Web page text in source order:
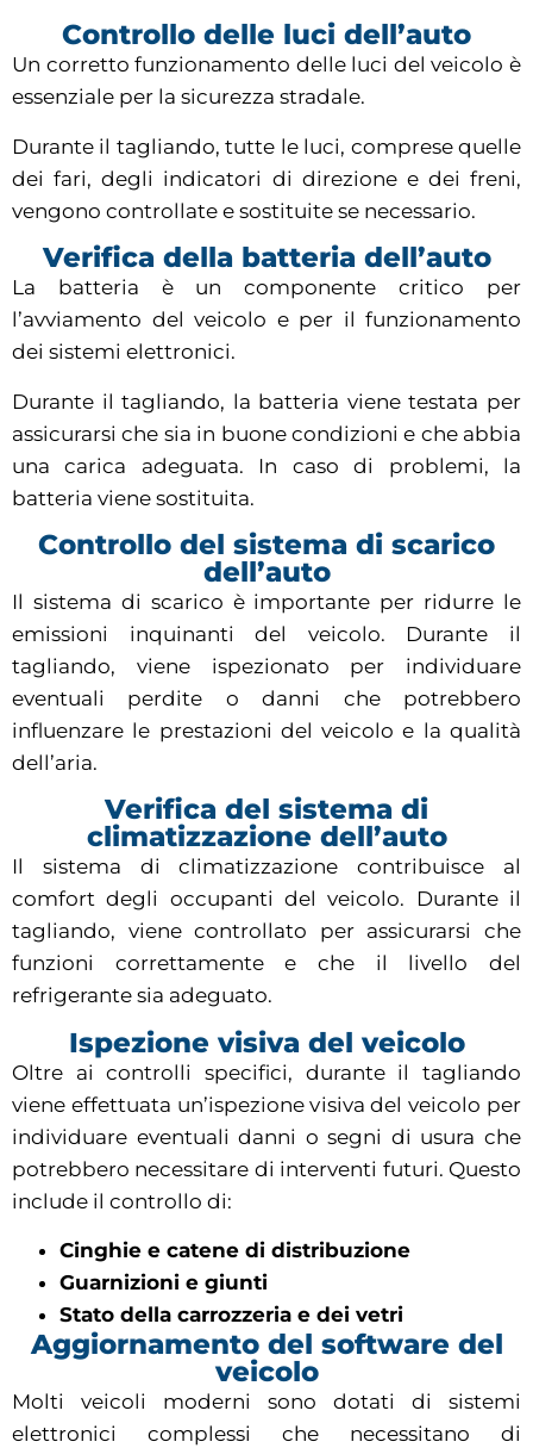
Controllo delle luci dell’auto
Un corretto funzionamento delle luci del veicolo è
essenziale per la sicurezza stradale.
Durante il tagliando, tutte le luci, comprese quelle
dei fari, degli indicatori di direzione e dei freni,
vengono controllate e sostituite se necessario.
Verifica della batteria dell’auto
La batteria è un componente critico per
l’avviamento del veicolo e per il funzionamento
dei sistemi elettronici.
Durante il tagliando, la batteria viene testata per
assicurarsi che sia in buone condizioni e che abbia
una carica adeguata. In caso di problemi, la
batteria viene sostituita.
Controllo del sistema di scarico
dell’auto
Il sistema di scarico è importante per ridurre le
emissioni inquinanti del veicolo. Durante il
tagliando, viene ispezionato per individuare
eventuali perdite o danni che potrebbero
influenzare le prestazioni del veicolo e la qualità
dell’aria.
Verifica del sistema di
climatizzazione dell’auto
Il sistema di climatizzazione contribuisce al
comfort degli occupanti del veicolo. Durante il
tagliando, viene controllato per assicurarsi che
funzioni correttamente e che il livello del
refrigerante sia adeguato.
Ispezione visiva del veicolo
Oltre ai controlli specifici, durante il tagliando
viene effettuata un’ispezione visiva del veicolo per
individuare eventuali danni o segni di usura che
potrebbero necessitare di interventi futuri. Questo
include il controllo di:
Cinghie e catene di distribuzione
Guarnizioni e giunti
Stato della carrozzeria e dei vetri
Aggiornamento del software del
veicolo
Molti veicoli moderni sono dotati di sistemi
elettronici complessi che necessitano di